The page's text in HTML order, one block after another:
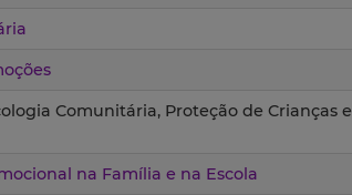
Comunitária, Proteção de Crianças e
na Família e na Escola